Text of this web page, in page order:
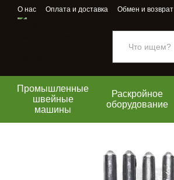
Перейти к основному контенту
О нас Оплата и доставка Обмен и возврат
Промышленные
швейные
машины
Раскройное
оборудование